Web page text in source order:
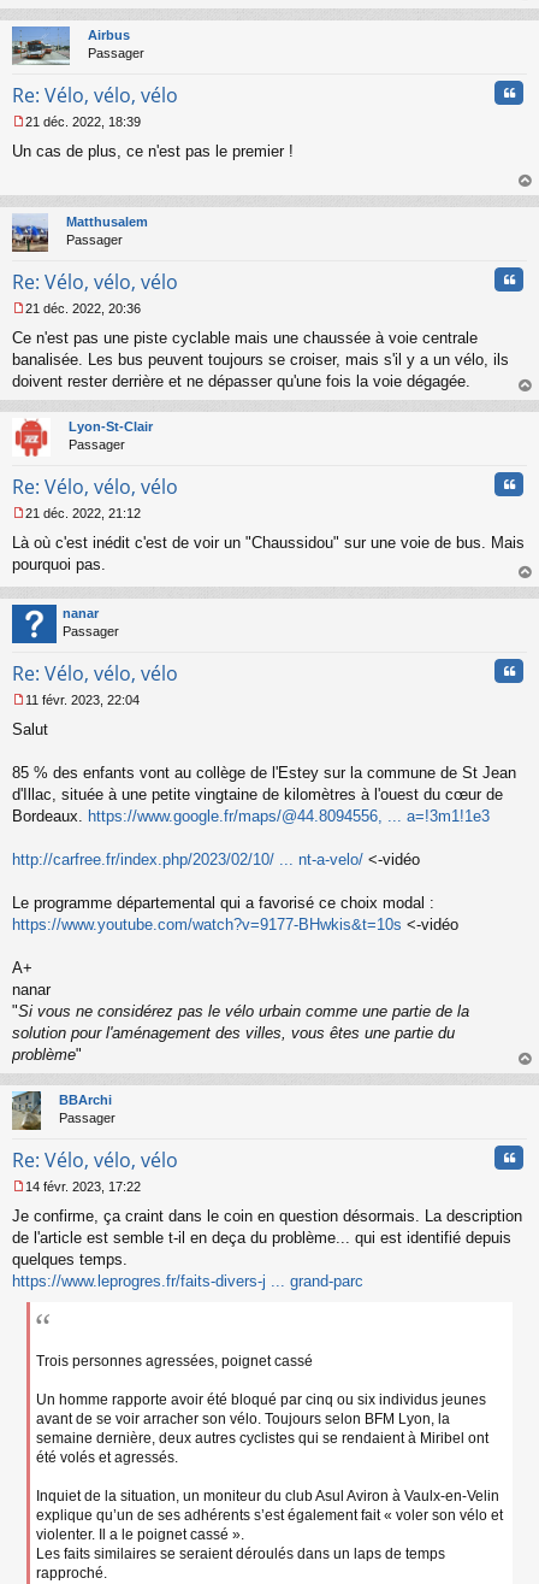
u
au
Airbus
Passager
Re: Vélo, vélo, vélo
e
a
g
e
o
l
u
21 déc. 2022, 18:39
Un cas de plus, ce n'est pas le premier !
au
Matthusalem
Passager
Re: Vélo, vélo, vélo
e
s
s
g
e
n
n
u
21 déc. 2022, 20:36
Ce n'est pas une piste cyclable mais une chaussée à voie centrale
banalisée. Les bus peuvent toujours se croiser, mais s'il y a un vélo, ils
doivent rester derrière et ne dépasser qu'une fois la voie dégagée.
au
Lyon-St-Clair
Passager
Re: Vélo, vélo, vélo
e
s
a
g
e
o
l
u
21 déc. 2022, 21:12
Là où c'est inédit c'est de voir un "Chaussidou" sur une voie de bus. Mais
pourquoi pas.
au
nanar
Passager
Re: Vélo, vélo, vélo
e
s
a
g
e
o
u
11 févr. 2023, 22:04
Salut
85 % des enfants vont au collège de l'Estey sur la commune de St Jean
d'Illac, située à une petite vingtaine de kilomètres à l'ouest du cœur de
Bordeaux. https://www.google.fr/maps/@44.8094556, ... a=!3m1!1e3
http://carfree.fr/index.php/2023/02/10/ ... nt-a-velo/ <-vidéo
Le programme départemental qui a favorisé ce choix modal :
https://www.youtube.com/watch?v=9177-BHwkis&t=10s <-vidéo
A+
nanar
"Si vous ne considérez pas le vélo urbain comme une partie de la
solution pour l'aménagement des villes, vous êtes une partie du
problème"
au
BBArchi
Passager
Re: Vélo, vélo, vélo
e
s
s
g
14 févr. 2023, 17:22
Je confirme, ça craint dans le coin en question désormais. La description
de l'article est semble t-il en deça du problème... qui est identifié depuis
quelques temps.
https://www.leprogres.fr/faits-divers-j ... grand-parc
Trois personnes agressées, poignet cassé
Un homme rapporte avoir été bloqué par cinq ou six individus jeunes
avant de se voir arracher son vélo. Toujours selon BFM Lyon, la
semaine dernière, deux autres cyclistes qui se rendaient à Miribel ont
été volés et agressés.
Inquiet de la situation, un moniteur du club Asul Aviron à Vaulx-en-Velin
explique qu’un de ses adhérents s’est également fait « voler son vélo et
violenter. Il a le poignet cassé ».
Les faits similaires se seraient déroulés dans un laps de temps
rapproché.